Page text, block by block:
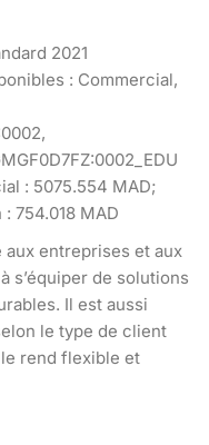
2021
: Commercial,
: 5075.554 MAD;
754.018 MAD
entreprises et aux
s’équiper de solutions
Il est aussi
le type de client
rend flexible et